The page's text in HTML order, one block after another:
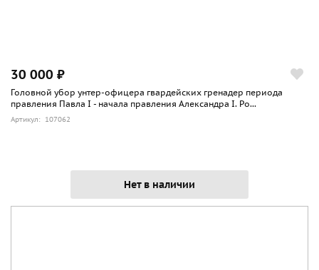
30 000 ₽
Головной убор унтер-офицера гвардейских гренадер периода
правления Павла I - начала правления Александра I. Ро...
Артикул: 107062
Нет в наличии